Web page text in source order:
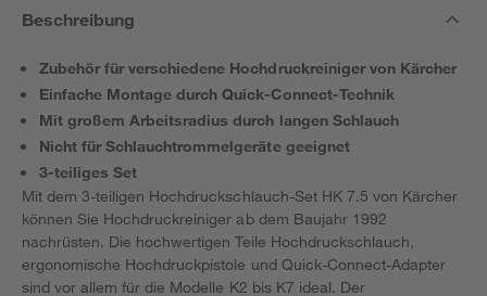
Beschreibung
Zubehör für verschiedene Hochdruckreiniger von Kärcher
Einfache Montage durch Quick-Connect-Technik
Mit großem Arbeitsradius durch langen Schlauch
Nicht für Schlauchtrommelgeräte geeignet
3-teiliges Set
Mit dem 3-teiligen Hochdruckschlauch-Set HK 7.5 von Kärcher
können Sie Hochdruckreiniger ab dem Baujahr 1992
nachrüsten. Die hochwertigen Teile Hochdruckschlauch,
ergonomische Hochdruckpistole und Quick-Connect-Adapter
sind vor allem für die Modelle K2 bis K7 ideal. Der